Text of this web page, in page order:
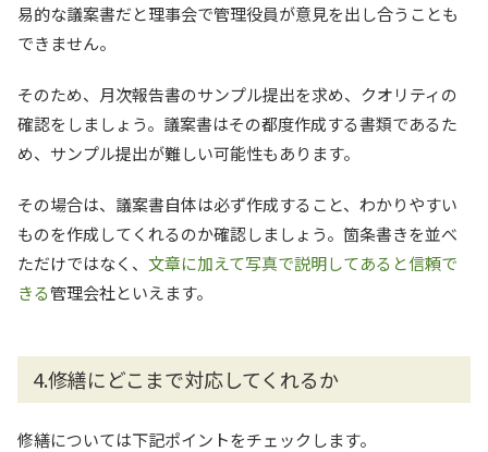
易的な議案書だと理事会で管理役員が意見を出し合うことも
できません。
そのため、月次報告書のサンプル提出を求め、クオリティの
確認をしましょう。議案書はその都度作成する書類であるた
め、サンプル提出が難しい可能性もあります。
その場合は、議案書自体は必ず作成すること、わかりやすい
ものを作成してくれるのか確認しましょう。箇条書きを並べ
ただけではなく、 文章に加えて写真で説明してあると信頼で
きる管理会社といえます。
4.修繕にどこまで対応してくれるか
修繕については下記ポイントをチェックします。